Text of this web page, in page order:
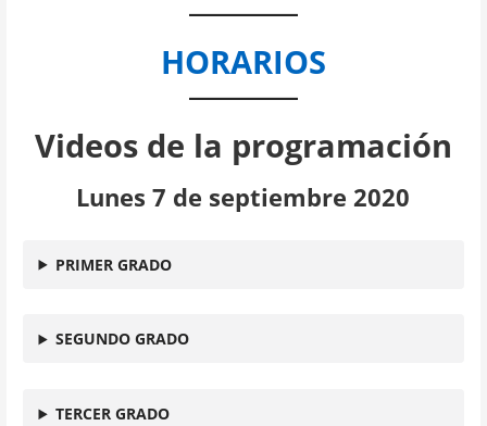
HORARIOS
Videos de la programación
Lunes 7 de septiembre 2020
PRIMER GRADO
SEGUNDO GRADO
TERCER GRADO